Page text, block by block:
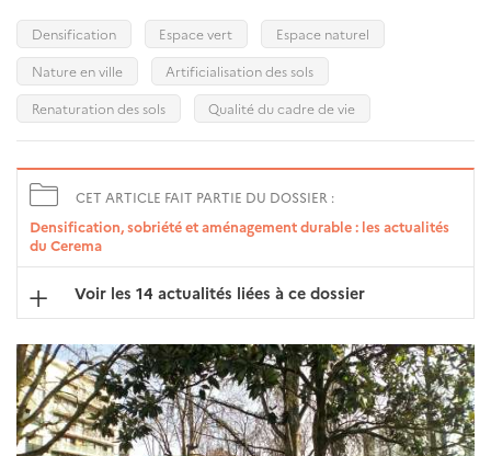
Densification Espace vert
Espace naturel
Nature en ville
Artificialisation des sols
Renaturation des sols
Qualité du cadre de vie
CET ARTICLE FAIT PARTIE DU DOSSIER :
Densification, sobriété et aménagement durable : les actualités
du Cerema
Voir les 14 actualités liées à ce dossier